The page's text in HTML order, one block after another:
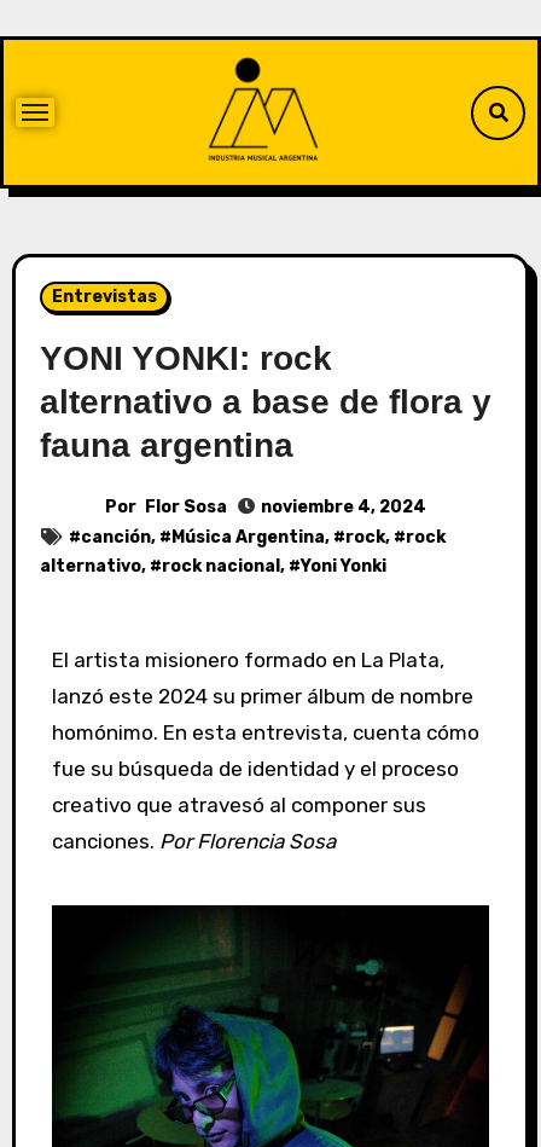
Entrevistas
YONI YONKI: rock
alternativo a base de flora y
fauna argentina
Por Flor Sosa
noviembre 4, 2024
#canción, # Música Argentina, #rock, #rock
alternativo, #rock nacional , #Yoni Yonki
El artista misionero formado en La Plata,
lanzó este 2024 su primer álbum de nombre
homónimo. En esta entrevista, cuenta cómo
fue su búsqueda de identidad y el proceso
creativo que atravesó al componer sus
canciones. Por Florencia Sosa